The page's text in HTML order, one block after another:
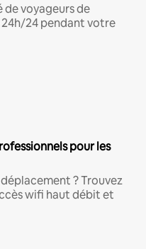
de voyageurs de
24 pendant votre
pour les
? Trouvez
wifi haut débit et